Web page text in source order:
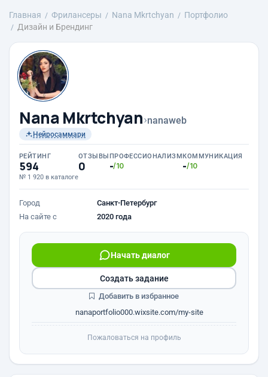
Главная Фрилансеры Nana Mkrtchyan
Портфолио
Дизайн и Брендинг
Nana Mkrtchyan›nanaweb
Нейросаммари
РЕЙТИНГ
594
№ 1 920 в каталоге
ОТЗЫВЫ
0
ПРОФЕССИОНАЛИЗМ
-/10
КОММУНИКАЦИЯ
-/10
Город
Санкт-Петербург
На сайте с
2020 года
Начать диалог
nanaportfolio000.wixsite.com/my-site
Создать задание
Добавить в избранное
Пожаловаться на профиль